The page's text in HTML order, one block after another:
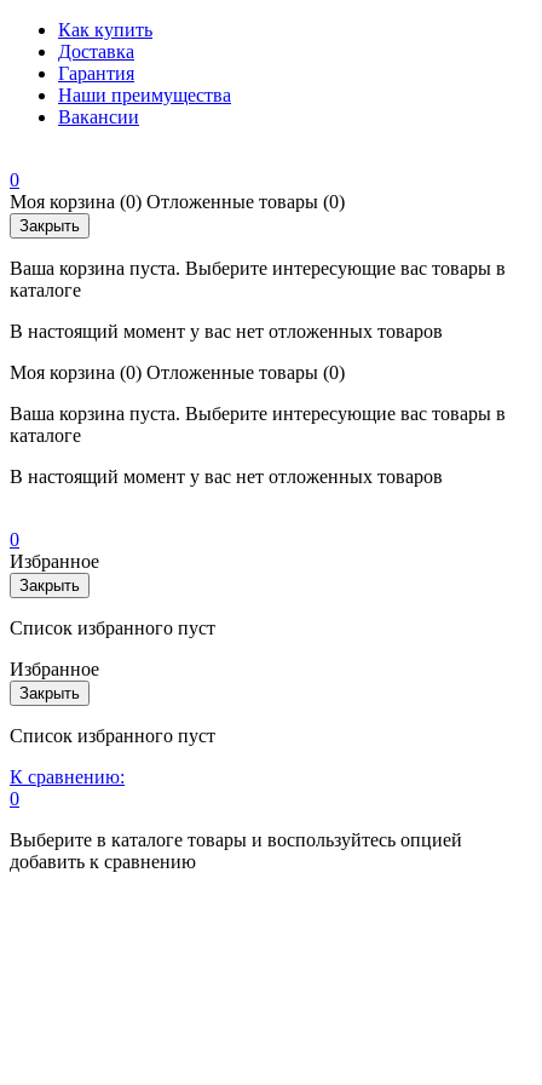
Как купить
Доставка
Гарантия
Наши преимущества
Вакансии
0
Моя корзина (0) Отложенные товары (0)
Закрыть
Ваша корзина пуста. Выберите интересующие вас товары в
каталоге
В настоящий момент у вас нет отложенных товаров
Моя корзина (0) Отложенные товары (0)
Ваша корзина пуста. Выберите интересующие вас товары в
каталоге
В настоящий момент у вас нет отложенных товаров
0
Избранное
Закрыть
Список избранного пуст
Избранное
Закрыть
Список избранного пуст
К сравнению:
0
Выберите в каталоге товары и воспользуйтесь опцией
добавить к сравнению